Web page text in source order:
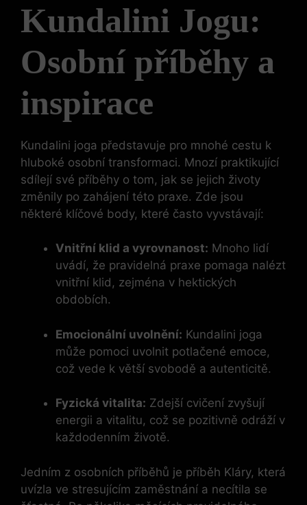
Kundalini Jogu:
Osobní příběhy a
inspirace
Kundalini joga představuje pro mnohé cestu k
hluboké osobní transformaci. Mnozí praktikující
sdílejí své příběhy o tom, jak se jejich životy
změnily po zahájení této praxe. Zde jsou
některé klíčové body, které často vyvstávají:
Vnitřní klid a vyrovnanost: Mnoho lidí
uvádí, že pravidelná praxe pomaga nalézt
vnitřní klid, zejména v hektických
obdobích.
Emocionální uvolnění: Kundalini joga
může pomoci uvolnit potlačené emoce,
což vede k větší svobodě a autenticitě.
Fyzická vitalita: Zdejší cvičení zvyšují
energii a vitalitu, což se pozitivně odráží v
každodenním životě.
Jedním z osobních příběhů je příběh Kláry, která
uvízla ve stresujícím zaměstnání a necítila se